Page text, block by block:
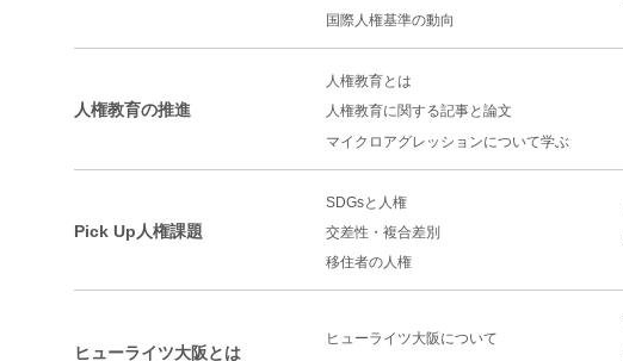
国際人権基準の動向
人権教育の推進
人権教育とは
人権教育に関する記事と論文
マイクロアグレッションについて学ぶ
Pick Up人権課題
SDGsと人権
交差性・複合差別
移住者の人権
ヒューライツ大阪とは
ヒューライツ大阪について